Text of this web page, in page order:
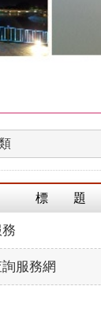
標 題
服務網